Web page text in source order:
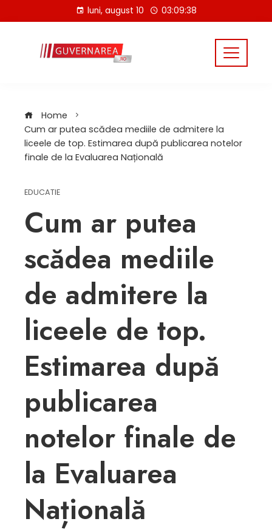
to
luni, august 10 03:09:39
Home
Cum ar putea scădea mediile de admitere la
liceele de top. Estimarea după publicarea notelor
finale de la Evaluarea Națională
EDUCATIE
Cum ar putea
scădea mediile
de admitere la
liceele de top.
Estimarea după
publicarea
notelor finale de
la Evaluarea
Națională